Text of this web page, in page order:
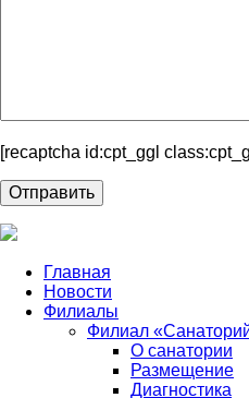
[recaptcha id:cpt_ggl
Главная
Новости
Филиалы
Филиал
О санатории
Размещение
Диагностика